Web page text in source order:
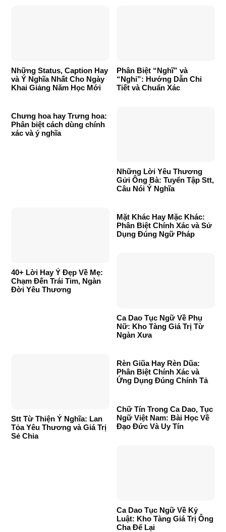
Những Status, Caption Hay
và Ý Nghĩa Nhất Cho Ngày
Khai Giảng Năm Học Mới
Phân Biệt “Nghĩ” và
“Nghỉ”: Hướng Dẫn Chi
Tiết và Chuẩn Xác
Chưng hoa hay Trưng hoa:
Phân biệt cách dùng chính
xác và ý nghĩa
Những Lời Yêu Thương
Gửi Ông Bà: Tuyển Tập Stt,
Câu Nói Ý Nghĩa
40+ Lời Hay Ý Đẹp Về Mẹ:
Chạm Đến Trái Tim, Ngàn
Đời Yêu Thương
Mặt Khác Hay Mặc Khác:
Phân Biệt Chính Xác và Sử
Dụng Đúng Ngữ Pháp
Ca Dao Tục Ngữ Về Phụ
Nữ: Kho Tàng Giá Trị Từ
Ngàn Xưa
Stt Từ Thiện Ý Nghĩa: Lan
Tỏa Yêu Thương và Giá Trị
Sẻ Chia
Rèn Giũa Hay Rèn Dũa:
Phân Biệt Chính Xác và
Ứng Dụng Đúng Chính Tả
Chữ Tín Trong Ca Dao, Tục
Ngữ Việt Nam: Bài Học Về
Đạo Đức Và Uy Tín
Ca Dao Tục Ngữ Về Kỷ
Luật: Kho Tàng Giá Trị Ông
Cha Để Lại